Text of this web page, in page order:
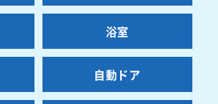
浴室
自動ドア